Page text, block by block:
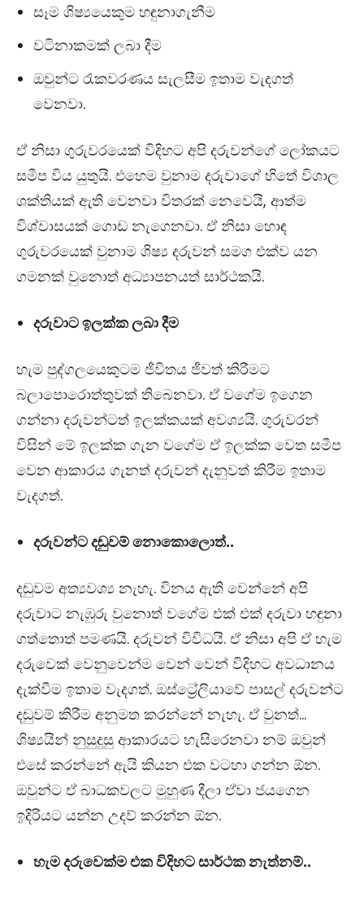
සෑම ශිෂ්‍යයෙකුම හඳුනාගැනීම
වටිනාකමක් ලබා දීම
ඔවුන්ට රැකවරණය සැලසීම ඉතාම වැදගත්
වෙනවා.
ඒ නිසා ගුරුවරයෙක් විදිහට අපි දරුවන්ගේ ලෝකයට
සමීප විය යුතුයි. එහෙම වුනාම දරුවාගේ හිතේ විශාල
ශක්තියක් ඇති වෙනවා විතරක් නෙවෙයි, ආත්ම
විශ්වාසයක් ගොඩ නැගෙනවා. ඒ නිසා හොඳ
ගුරුවරයෙක් වුනාම ශිෂ්‍ය දරුවන් සමග එක්ව යන
ගමනක් වුනොත් අධ්‍යාපනයත් සාර්ථකයි.
දරුවාට ඉලක්ක ලබා දීම
හැම පුද්ගලයෙකුටම ජීවිතය ජීවත් කිරීමට
බලාපොරොත්තුවක් තිබෙනවා. ඒ වගේම ඉගෙන
ගන්නා දරුවන්ටත් ඉලක්කයක් අවශ්‍යයි. ගුරුවරන්
විසින් මේ ඉලක්ක ගැන වගේම ඒ ඉලක්ක වෙත සමීප
වෙන ආකාරය ගැනත් දරුවන් දැනුවත් කිරීම ඉතාම
වැදගත්.
දරුවන්ට දඬුවම් නොකොලොත්..
දඬුවම අත්‍යවශ්‍ය නැහැ. විනය ඇති වෙන්නේ අපි
දරුවාට නැඹුරු වුනොත් වගේම එක් එක් දරුවා හඳුනා
ගත්තොත් පමණයි. දරුවන් විවිධයි. ඒ නිසා අපි ඒ හැම
දරුවෙක් වෙනුවෙන්ම වෙන් වෙන් විදිහට අවධානය
දැක්වීම ඉතාම වැදගත්. ඔස්ට්‍රේලියාවේ පාසල් දරුවන්ට
දඬුවම් කිරීම අනුමත කරන්නේ නැහැ. ඒ වුනත්…
ශිෂ්‍යයින් නුසුදුසු ආකාරයට හැසිරෙනවා නම් ඔවුන්
එසේ කරන්නේ ඇයි කියන එක වටහා ගන්න ඕන.
ඔවුන්ට ඒ බාධකවලට මුහුණ දීලා ඒවා ජයගෙන
ඉදිරියට යන්න උදව් කරන්න ඕන.
හැම දරුවෙක්ම එක විදිහට සාර්ථක නැත්නම්..